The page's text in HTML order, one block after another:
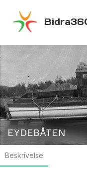
EYDEBÅTEN
Beskrivelse